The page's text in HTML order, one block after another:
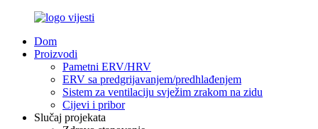
Dom
Proizvodi
Pametni ERV/HRV
ERV sa predgrijavanjem/predhlađenjem
Sistem za ventilaciju svježim zrakom na zidu
Cijevi i pribor
Slučaj projekata